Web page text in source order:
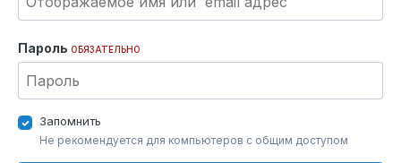
Пароль ОБЯЗАТЕЛЬНО
Запомнить
Не рекомендуется для компьютеров с общим доступом